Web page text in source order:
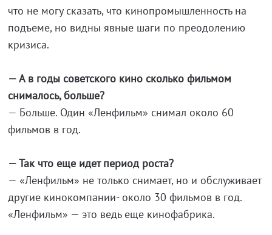
что не могу сказать, что кинопромышленность на
подъеме, но видны явные шаги по преодолению
кризиса.
— А в годы советского кино сколько фильмом
снималось, больше?
— Больше. Один «Ленфильм» снимал около 60
фильмов в год.
— Так что еще идет период роста?
— «Ленфильм» не только снимает, но и обслуживает
другие кинокомпании- около 30 фильмов в год.
«Ленфильм» — это ведь еще кинофабрика.